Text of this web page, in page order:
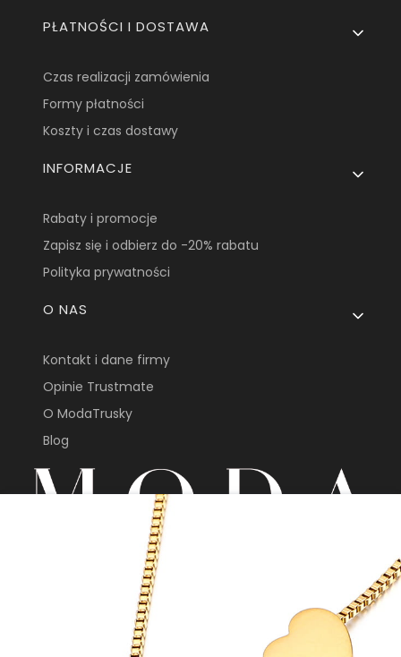
PŁATNOŚCI I DOSTAWA
Czas realizacji zamówienia
Formy płatności
Koszty i czas dostawy
INFORMACJE
Rabaty i promocje
Zapisz się i odbierz do -20% rabatu
Polityka prywatności
O NAS
Kontakt i dane firmy
Opinie Trustmate
O ModaTrusky
Blog
sklep@modatrusky.pl